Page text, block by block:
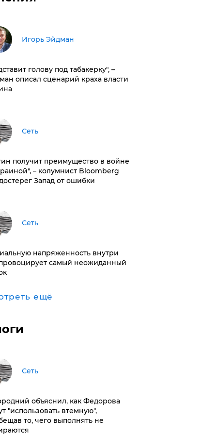
Игорь Эйдман
голову под табакерку", –
описал сценарий краха власти
Сеть
получит преимущество в войне
– колумнист Bloomberg
Запад от ошибки
Сеть
напряженность внутри
самый неожиданный
ещё
Сеть
объяснил, как Федорова
"использовать втемную",
то, чего выполнять не